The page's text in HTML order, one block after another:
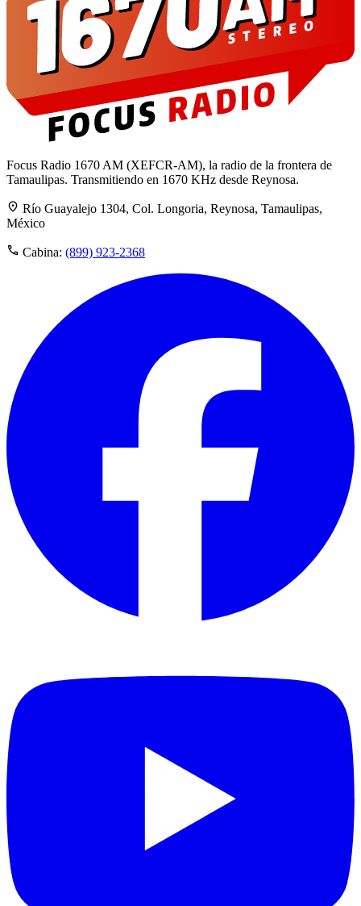
Focus Radio 1670 AM (XEFCR-AM), la radio de la frontera de
Tamaulipas. Transmitiendo en 1670 KHz desde Reynosa.
Río Guayalejo 1304, Col. Longoria, Reynosa, Tamaulipas,
México
Cabina: (899) 923-2368